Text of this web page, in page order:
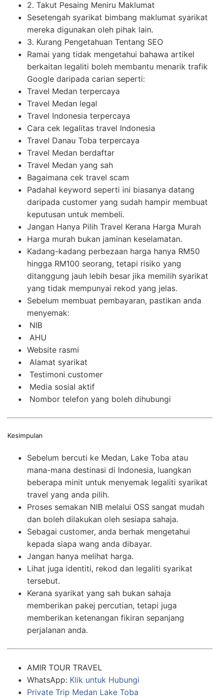
2. Takut Pesaing Meniru Maklumat
Sesetengah syarikat bimbang maklumat syarikat
mereka digunakan oleh pihak lain.
3. Kurang Pengetahuan Tentang SEO
Ramai yang tidak mengetahui bahawa artikel
berkaitan legaliti boleh membantu menarik trafik
Google daripada carian seperti:
Travel Medan terpercaya
Travel Medan legal
Travel Indonesia terpercaya
Cara cek legalitas travel Indonesia
Travel Danau Toba terpercaya
Travel Medan berdaftar
Travel Medan yang sah
Bagaimana cek travel scam
Padahal keyword seperti ini biasanya datang
daripada customer yang sudah hampir membuat
keputusan untuk membeli.
Jangan Hanya Pilih Travel Kerana Harga Murah
Harga murah bukan jaminan keselamatan.
Kadang-kadang perbezaan harga hanya RM50
hingga RM100 seorang, tetapi risiko yang
ditanggung jauh lebih besar jika memilih syarikat
yang tidak mempunyai rekod yang jelas.
Sebelum membuat pembayaran, pastikan anda
menyemak:
NIB
AHU
Website rasmi
Alamat syarikat
Testimoni customer
Media sosial aktif
Nombor telefon yang boleh dihubungi
Kesimpulan
Sebelum bercuti ke Medan, Lake Toba atau
mana-mana destinasi di Indonesia, luangkan
beberapa minit untuk menyemak legaliti syarikat
travel yang anda pilih.
Proses semakan NIB melalui OSS sangat mudah
dan boleh dilakukan oleh sesiapa sahaja.
Sebagai customer, anda berhak mengetahui
kepada siapa wang anda dibayar.
Jangan hanya melihat harga.
Lihat juga identiti, rekod dan legaliti syarikat
tersebut.
Kerana syarikat yang sah bukan sahaja
memberikan pakej percutian, tetapi juga
memberikan ketenangan fikiran sepanjang
perjalanan anda.
AMIR TOUR TRAVEL
WhatsApp: Klik untuk Hubungi
Private Trip Medan Lake Toba